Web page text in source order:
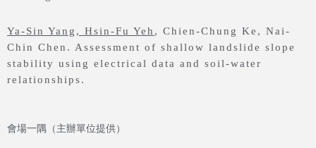
Ya-Sin Yang, Hsin-Fu Yeh , Chien-Chung Ke, Nai-
Chin Chen. Assessment of shallow landslide slope
stability using electrical data and soil-water
relationships.
會場一隅（主辦單位提供）